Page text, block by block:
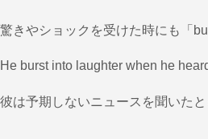
驚きやショックを受けた時にも「
He burst into laughter when he
彼は予期しないニュースを聞いた